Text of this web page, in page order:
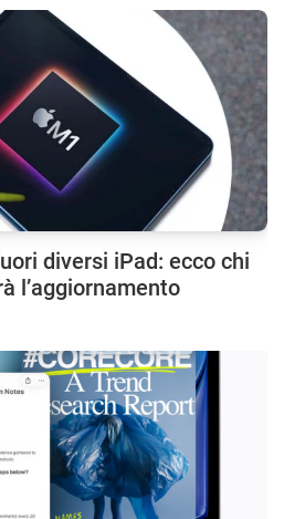
diversi iPad: ecco chi
l’aggiornamento